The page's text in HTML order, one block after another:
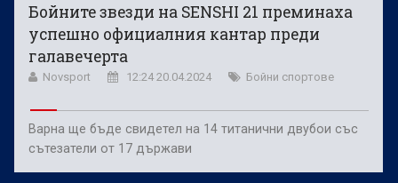
Бойните звезди на SENSHI 21 преминаха
успешно официалния кантар преди
галавечерта
Novsport 12:24 20.04.2024 Бойни спортове
Варна ще бъде свидетел на 14 титанични двубои със
сътезатели от 17 държави